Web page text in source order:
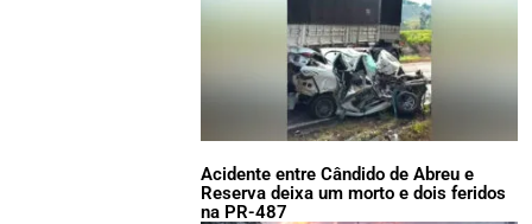
Acidente entre Cândido de Abreu e
Reserva deixa um morto e dois feridos
na PR-487